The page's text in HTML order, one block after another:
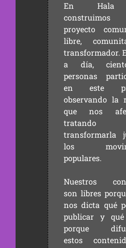
En Hala
proyecto
libre,
transformador.
a día,
personas
en este
observando la
que nos
transformarla
los
populares.
Nuestros
son libres
nos dicta qué
publicar y
porque
estos